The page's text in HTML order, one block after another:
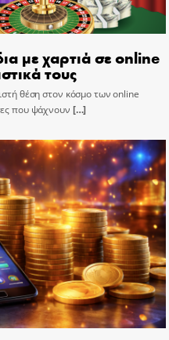
με χαρτιά σε online
τους
θέση στον κόσμο των online
που ψάχνουν […]